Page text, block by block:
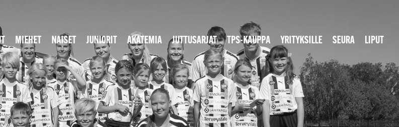
MIEHET NAISET JUNIORIT AKATEMIA JUTTUSARJAT TPS-KAUPPA YRITYKSILLE SEURA LIPUT